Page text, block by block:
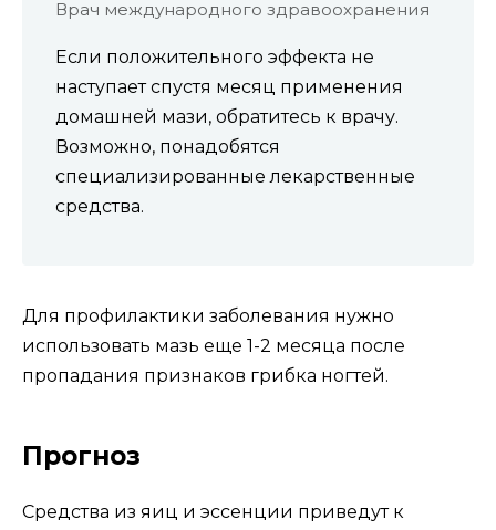
Врач международного здравоохранения
Если положительного эффекта не
наступает спустя месяц применения
домашней мази, обратитесь к врачу.
Возможно, понадобятся
специализированные лекарственные
средства.
Для профилактики заболевания нужно
использовать мазь еще 1-2 месяца после
пропадания признаков грибка ногтей.
Прогноз
Средства из яиц и эссенции приведут к